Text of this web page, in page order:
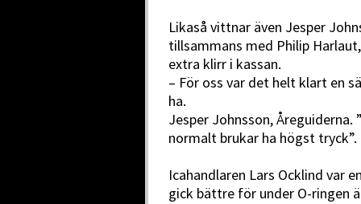
Likaså vittnar även Jesper
tillsammans med Philip
extra klirr i kassan.
– För oss var det helt klart en
ha.
Jesper Johnsson, Åreguiderna.
normalt brukar ha högst tryck”.
Icahandlaren Lars Ocklind var
gick bättre för under O-ringen